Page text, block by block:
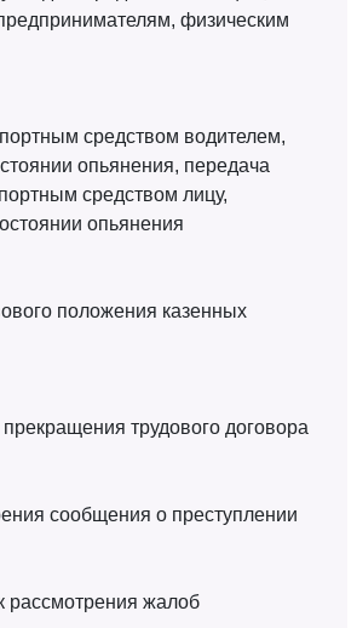
физическим
средством водителем,
опьянения, передача
средством лицу,
опьянения
положения казенных
трудового договора
сообщения о преступлении
рассмотрения жалоб